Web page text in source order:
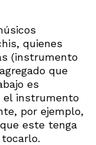
quienes
(instrumento
que
es
el instrumento
por ejemplo,
este tenga